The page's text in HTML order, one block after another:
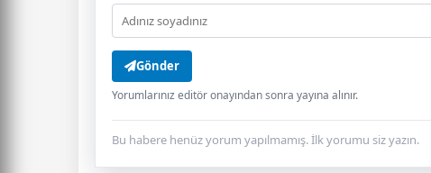
Gönder
Yorumlarınız editör onayından sonra yayına alınır.
Bu habere henüz yorum yapılmamış. İlk yorumu siz yazın.